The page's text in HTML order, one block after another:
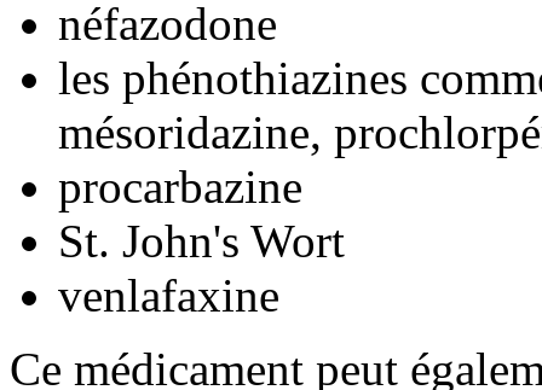
néfazodone
les phénothiazines
mésoridazine,
procarbazine
St. John's Wort
venlafaxine
Ce médicament peut